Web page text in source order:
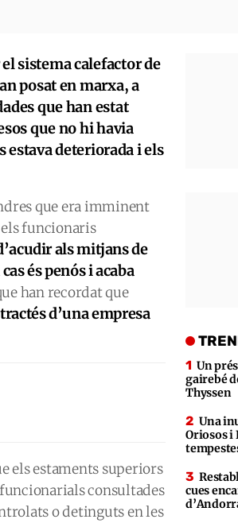
sistema calefactor de
posat en marxa, a
que han estat
que no hi havia
estava deteriorada i els
que era imminent
els funcionaris
als mitjans de
és penós i acaba
han recordat que
d’una empresa
els estaments superiors
consultades
o detinguts en les
Un
gairebé
Thyssen
Una
Oriosos i
cues